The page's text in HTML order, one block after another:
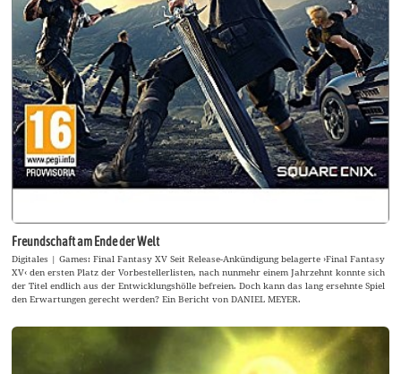
Freundschaft am Ende der Welt
Digitales | Games: Final Fantasy XV Seit Release-Ankündigung belagerte ›Final Fantasy
XV‹ den ersten Platz der Vorbestellerlisten, nach nunmehr einem Jahrzehnt konnte sich
der Titel endlich aus der Entwicklungshölle befreien. Doch kann das lang ersehnte Spiel
den Erwartungen gerecht werden? Ein Bericht von DANIEL MEYER.